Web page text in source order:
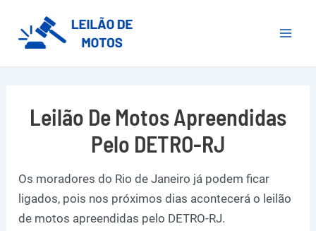
para
Leilão De Motos Apreendidas
Pelo DETRO-RJ
Os moradores do Rio de Janeiro já podem ficar
ligados, pois nos próximos dias acontecerá o leilão
de motos apreendidas pelo DETRO-RJ.